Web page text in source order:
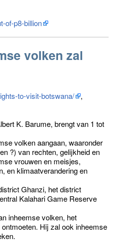
of-p8-billion
volken zal
to-visit-botswana/
,
K. Barume, brengt van 1 tot
volken aangaan, waaronder
?) van rechten, gelijkheid en
vrouwen en meisjes,
en klimaatverandering en
Ghanzi, het district
Kalahari Game Reserve
inheemse volken, het
Hij zal ook inheemse